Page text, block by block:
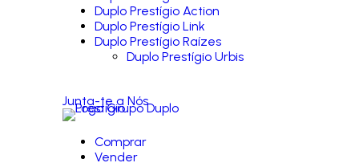
Duplo Prestígio Action
Duplo Prestígio Link
Duplo Prestígio Raízes
Duplo Prestígio Urbis
Junta-te a Nós
Comprar
Vender